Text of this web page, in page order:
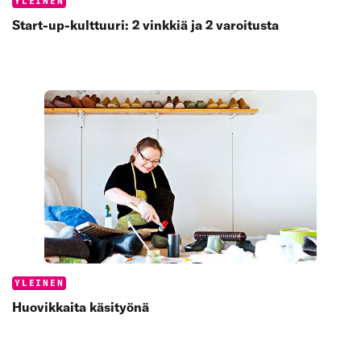
Start-up-kulttuuri: 2 vinkkiä ja 2 varoitusta
Categories:
YLEINEN
Huovikkaita käsityönä